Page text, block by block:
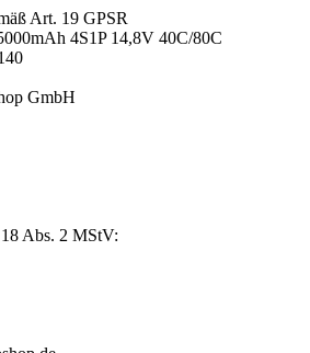
Art. 19 GPSR
4S1P 14,8V 40C/80C
GmbH
Abs. 2 MStV: